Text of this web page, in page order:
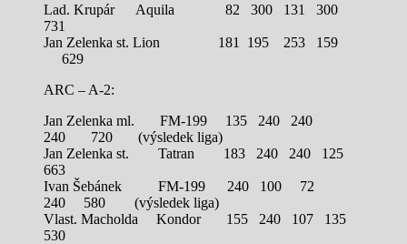
Lad. Krupár Aquila 82 300 131 300
731
Jan Zelenka st. Lion 181 195 253 159
629
ARC – A-2:
Jan Zelenka ml. FM-199 135 240 240
240 720 (výsledek liga)
Jan Zelenka st. Tatran 183 240 240 125
663
Ivan Šebánek FM-199 240 100 72
240 580 (výsledek liga)
Vlast. Macholda Kondor 155 240 107 135
530